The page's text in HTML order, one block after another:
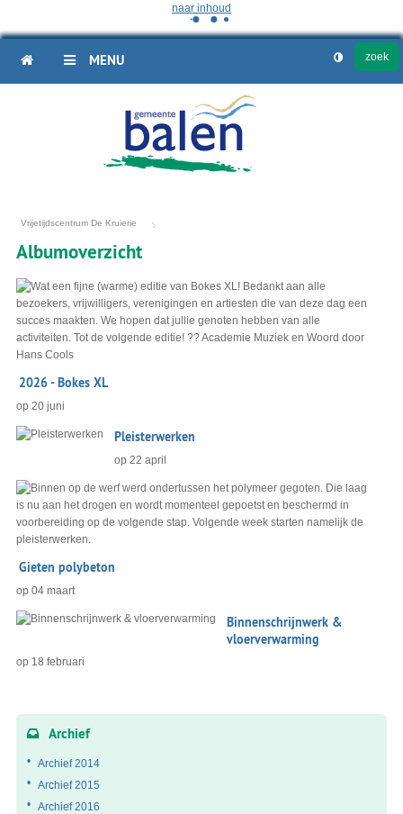
naar inhoud
HOME MENU
Vrijetijdscentrum De Kruierie
Albumoverzicht
Fotoalbum
overzicht
2026 - Bokes XL
op 20 juni
Pleisterwerken
op 22 april
Gieten polybeton
op 04 maart
Binnenschrijnwerk &
vloerverwarming
op 18 februari
Archief
Archief 2014
Archief 2015
Archief 2016